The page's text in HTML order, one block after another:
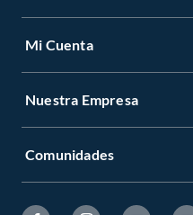
Mi Cuenta
Nuestra Empresa
Comunidades